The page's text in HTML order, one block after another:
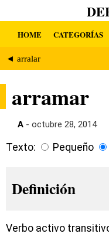
HOME CATEGORÍAS
◄ arralar
arramar
A - octubre 28, 2014
Texto: Pequeño
Definición
Verbo activo